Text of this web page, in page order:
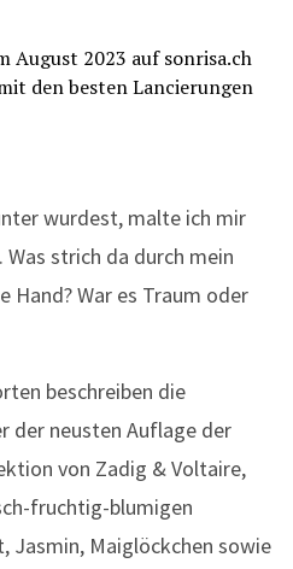
wurdest, malte ich mir
Was strich da durch mein
Hand? War es Traum oder
beschreiben die
der neusten Auflage der
von Zadig & Voltaire,
fruchtig-blumigen
Jasmin, Maiglöckchen sowie